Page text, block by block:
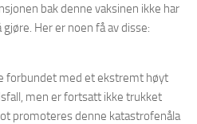
bak denne vaksinen ikke har
Her er noen få av disse:
forbundet med et ekstremt høyt
men er fortsatt ikke trukket
promoteres denne katastrofenåla